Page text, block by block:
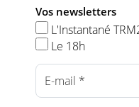
Vos newsletters
L'Instantané
Le 18h